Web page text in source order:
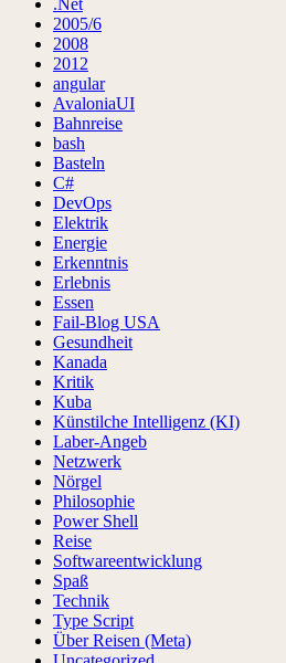
.Net
2005/6
2008
2012
angular
AvaloniaUI
Bahnreise
bash
Basteln
C#
DevOps
Elektrik
Energie
Erkenntnis
Erlebnis
Essen
Fail-Blog USA
Gesundheit
Kanada
Kritik
Kuba
Künstilche Intelligenz (KI)
Laber-Angeb
Netzwerk
Nörgel
Philosophie
Power Shell
Reise
Softwareentwicklung
Spaß
Technik
Type Script
Über Reisen (Meta)